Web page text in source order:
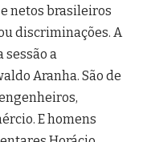
netos brasileiros
discriminações. A
sessão a
Aranha. São de
E homens